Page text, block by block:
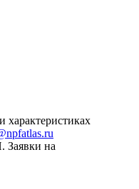
характеристиках
Заявки на